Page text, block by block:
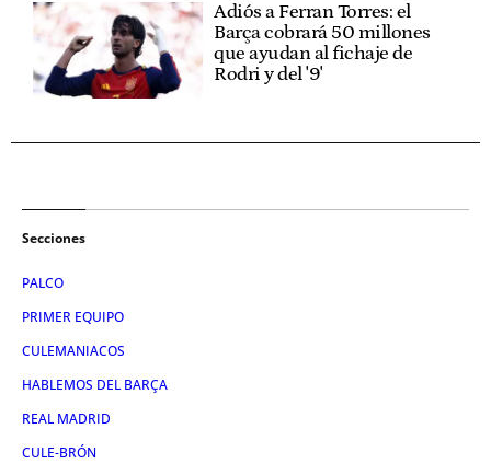
Adiós a Ferran Torres: el
Barça cobrará 50 millones
que ayudan al fichaje de
Rodri y del '9'
Secciones
PALCO
PRIMER EQUIPO
CULEMANIACOS
HABLEMOS DEL BARÇA
REAL MADRID
CULE-BRÓN